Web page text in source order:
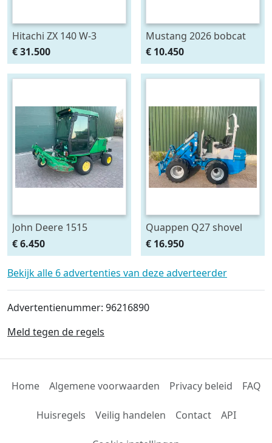
Hitachi ZX 140 W-3
mobiele kraan (bj 2011)
€ 31.500
Mustang 2026 bobcat
s100 s130 (bj 2014)
€ 10.450
John Deere 1515
Ransomes cirkelmaaier
zitmaaier (bj 2006)
€ 6.450
Quappen Q27 shovel
loader (giant
weidemann shaffer)
€ 16.950
Bekijk alle 6 advertenties van deze adverteerder
Advertentienummer: 96216890
Meld tegen de regels
Home Algemene voorwaarden Privacy beleid FAQ
Huisregels Veilig handelen Contact API